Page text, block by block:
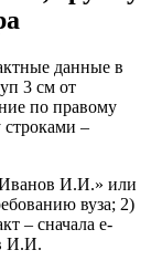
данные в
3 см от
по правому
–
И.И.» или
вуза; 2)
– сначала e-
И.И.